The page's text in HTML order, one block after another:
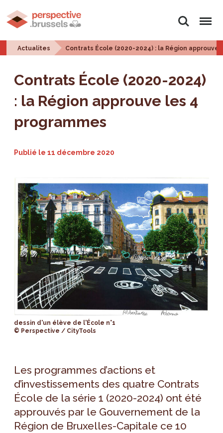
Rechercher
Menu
Actualites Contrats École (2020-2024) : la Région approuve
Contrats École (2020-2024)
: la Région approuve les 4
programmes
Publié le11 décembre 2020
dessin d'un élève de l'École n°1
© Perspective / CityTools
Les programmes d’actions et
d’investissements des quatre Contrats
École de la série 1 (2020-2024) ont été
approuvés par le Gouvernement de la
Région de Bruxelles-Capitale ce 10